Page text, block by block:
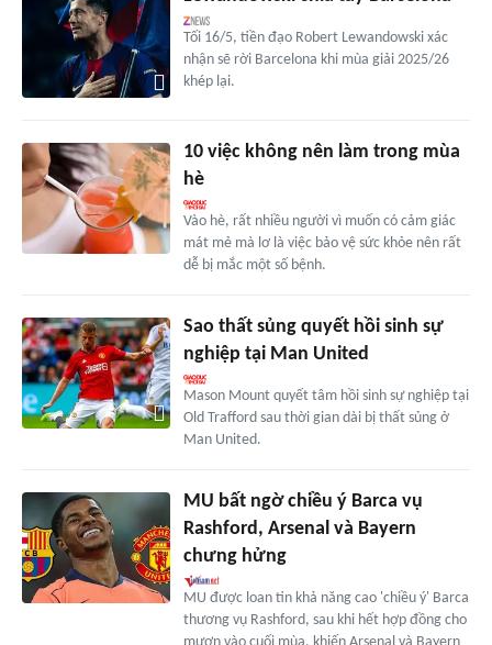
Tối 16/5, tiền đạo Robert Lewandowski xác
nhận sẽ rời Barcelona khi mùa giải 2025/26
khép lại.
10 việc không nên làm trong mùa
hè
Vào hè, rất nhiều người vì muốn có cảm giác
mát mẻ mà lơ là việc bảo vệ sức khỏe nên rất
dễ bị mắc một số bệnh.
Sao thất sủng quyết hồi sinh sự
nghiệp tại Man United
Mason Mount quyết tâm hồi sinh sự nghiệp tại
Old Trafford sau thời gian dài bị thất sủng ở
Man United.
MU bất ngờ chiều ý Barca vụ
Rashford, Arsenal và Bayern
chưng hửng
MU được loan tin khả năng cao 'chiều ý' Barca
thương vụ Rashford, sau khi hết hợp đồng cho